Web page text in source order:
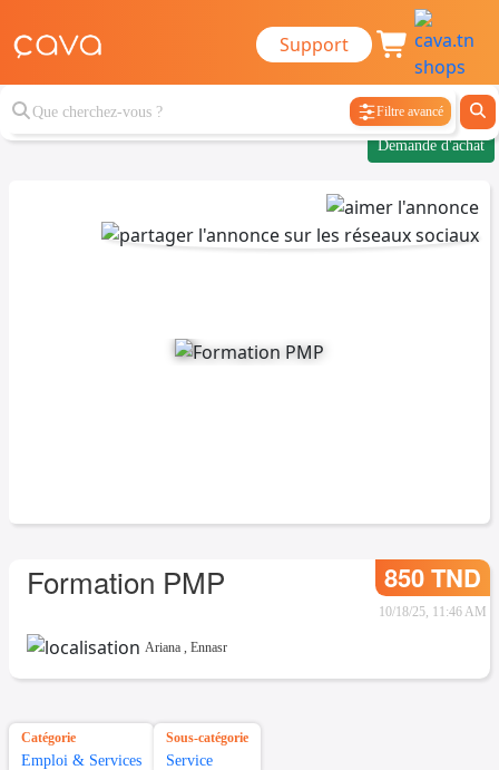
Support
Filtre avancé
Demande d'achat
Formation PMP 850 TND
10/18/25, 11:46 AM
Ariana , Ennasr
Catégorie
Emploi & Services
Sous-catégorie
Service